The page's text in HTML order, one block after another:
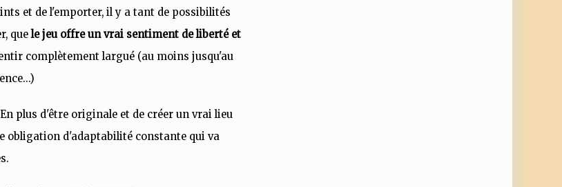
et de l'emporter, il y a tant de possibilités
quele jeu offre un vrai sentiment de liberté et
complètement largué (au moins jusqu'au
plus d'être originale et de créer un vrai lieu
obligation d'adaptabilité constante qui va